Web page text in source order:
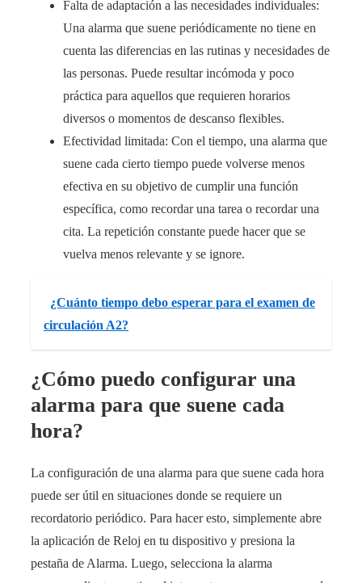
Falta de adaptación a las necesidades individuales:
Una alarma que suene periódicamente no tiene en
cuenta las diferencias en las rutinas y necesidades de
las personas. Puede resultar incómoda y poco
práctica para aquellos que requieren horarios
diversos o momentos de descanso flexibles.
Efectividad limitada: Con el tiempo, una alarma que
suene cada cierto tiempo puede volverse menos
efectiva en su objetivo de cumplir una función
específica, como recordar una tarea o recordar una
cita. La repetición constante puede hacer que se
vuelva menos relevante y se ignore.
¿Cuánto tiempo debo esperar para el examen de
circulación A2?
¿Cómo puedo configurar una
alarma para que suene cada
hora?
La configuración de una alarma para que suene cada hora
puede ser útil en situaciones donde se requiere un
recordatorio periódico. Para hacer esto, simplemente abre
la aplicación de Reloj en tu dispositivo y presiona la
pestaña de Alarma. Luego, selecciona la alarma